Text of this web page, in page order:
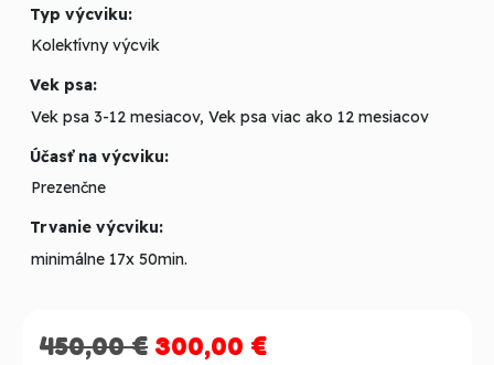
Typ výcviku:
Kolektívny výcvik
Vek psa:
Vek psa 3-12 mesiacov, Vek psa viac ako 12 mesiacov
Účasť na výcviku:
Prezenčne
Trvanie výcviku:
minimálne 17x 50min.
450,00€ Pôvodná
300,00 €Aktuálna